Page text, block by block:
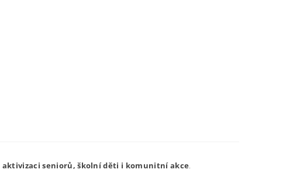
aktivizaci seniorů, školní děti i komunitní akce.